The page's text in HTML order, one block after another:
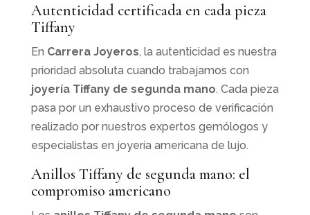
Autenticidad certificada en cada pieza
Tiffany
En Carrera Joyeros, la autenticidad es nuestra
prioridad absoluta cuando trabajamos con
joyería Tiffany de segunda mano. Cada pieza
pasa por un exhaustivo proceso de verificación
realizado por nuestros expertos gemólogos y
especialistas en joyería americana de lujo.
Anillos Tiffany de segunda mano: el
compromiso americano